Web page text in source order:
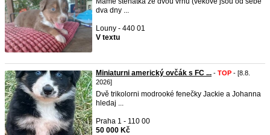
dva dny ...
Louny - 440 01
V textu
Miniaturni americký ovčák s FC ... - TOP - [8.8.
2026]
Dvě trikolorni modrooké fenečky Jackie a Johanna
hledaj ...
Praha 1 - 110 00
50 000 Kč